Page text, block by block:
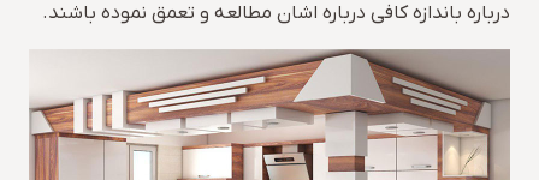
درباره باندازه کافی درباره اشان مطالعه و تعمق نموده باشند.